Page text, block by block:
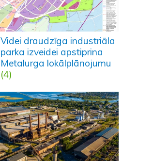
Videi draudzīga industriāla
parka izveidei apstiprina
Metalurga lokālplānojumu
(4)